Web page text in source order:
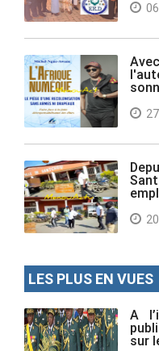
LES PLUS EN VUES
A
sur